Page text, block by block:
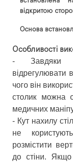
відкритою
Основа
Особливості
- Завдяки
відрегулювати
чого він
столик можна
медичних
- Кут нахилу
не
розмістити
до стіни.